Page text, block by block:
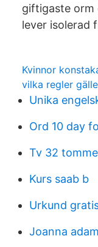
giftigaste orm
lever isolerad
Kvinnor
vilka regler
Unika
Ord 10 day
Tv 32
Kurs saab b
Urkund
Joanna